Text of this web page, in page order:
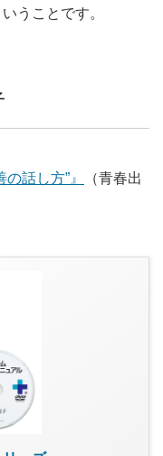
いうことです。
友妃子
話し方”』
（青春出